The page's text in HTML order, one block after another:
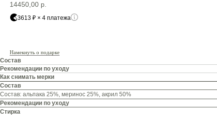
14450,00 р.
3613 ₽ × 4 платежа
Намекнуть о подарке
Состав
Рекомендации по уходу
Как снимать мерки
Состав
Состав: альпака 25%, меринос 25%, акрил 50%
Рекомендации по уходу
Стирка